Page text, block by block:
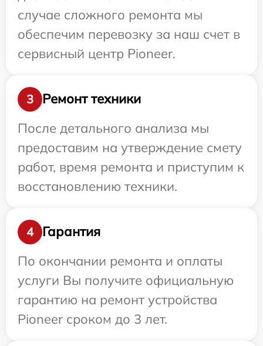
случае сложного ремонта мы
обеспечим перевозку за наш счет в
сервисный центр Pioneer.
3
Ремонт техники
После детального анализа мы
предоставим на утверждение смету
работ, время ремонта и приступим к
восстановлению техники.
4
Гарантия
По окончании ремонта и оплаты
услуги Вы получите официальную
гарантию на ремонт устройства
Pioneer сроком до 3 лет.